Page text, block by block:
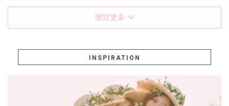
瀏覽更多
INSPIRATION